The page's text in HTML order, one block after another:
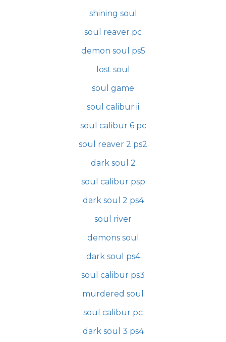
shining soul
soul reaver pc
demon soul ps5
lost soul
soul game
soul calibur ii
soul calibur 6 pc
soul reaver 2 ps2
dark soul 2
soul calibur psp
dark soul 2 ps4
soul river
demons soul
dark soul ps4
soul calibur ps3
murdered soul
soul calibur pc
dark soul 3 ps4